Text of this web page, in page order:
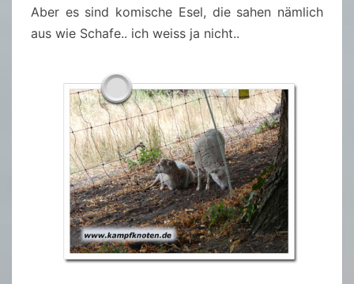
Aber es sind komische Esel, die sahen nämlich
aus wie Schafe.. ich weiss ja nicht..